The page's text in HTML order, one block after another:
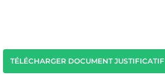
TÉLÉCHARGER DOCUMENT JUSTIFICATIF